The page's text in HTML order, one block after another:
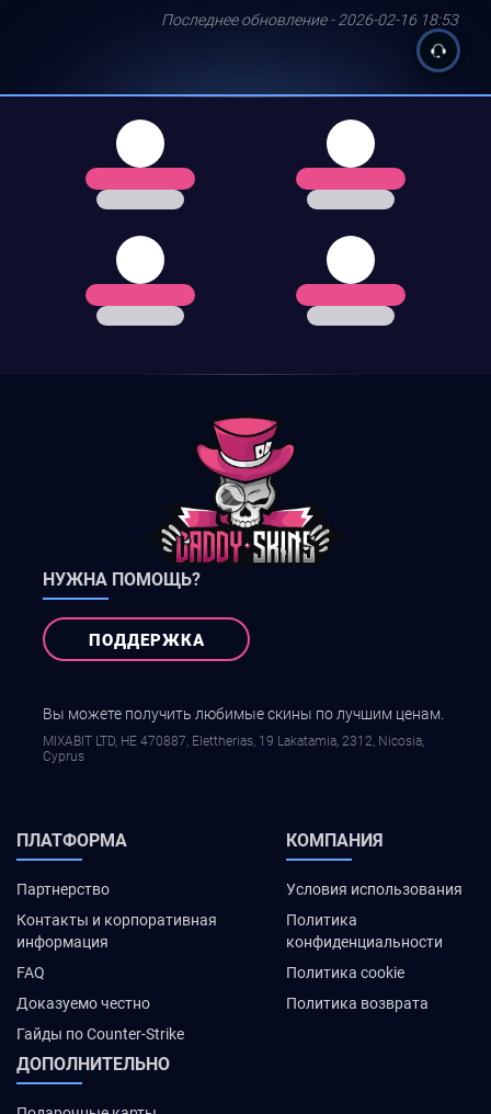
Последнее обновление - 2026-02-16 18:53
НУЖНА ПОМОЩЬ?
ПОДДЕРЖКА
Вы можете получить любимые скины по лучшим ценам.
MIXABIT LTD, ΗΕ 470887, Elettherias, 19 Lakatamia, 2312, Nicosia,
Cyprus
ПЛАТФОРМА
Партнерство
Контакты и корпоративная
информация
FAQ
Доказуемо честно
Гайды по Counter-Strike
КОМПАНИЯ
Условия использования
Политика
конфиденциальности
Политика cookie
Политика возврата
ДОПОЛНИТЕЛЬНО